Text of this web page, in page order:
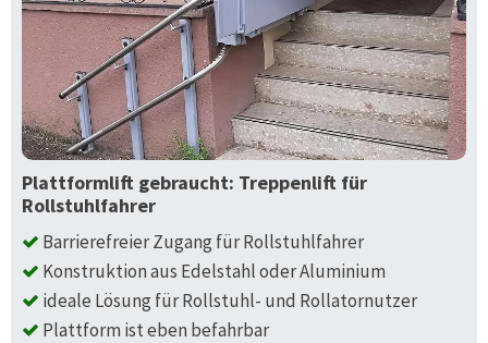
Plattformlift gebraucht: Treppenlift für
Rollstuhlfahrer
Barrierefreier Zugang für Rollstuhlfahrer
Konstruktion aus Edelstahl oder Aluminium
ideale Lösung für Rollstuhl- und Rollatornutzer
Plattform ist eben befahrbar